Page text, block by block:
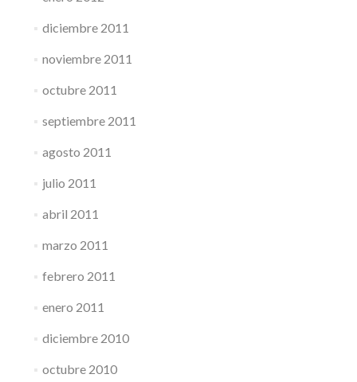
diciembre 2011
noviembre 2011
octubre 2011
septiembre 2011
agosto 2011
julio 2011
abril 2011
marzo 2011
febrero 2011
enero 2011
diciembre 2010
octubre 2010